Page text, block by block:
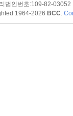
법인번호:109-82-
1964-2026 BCC.